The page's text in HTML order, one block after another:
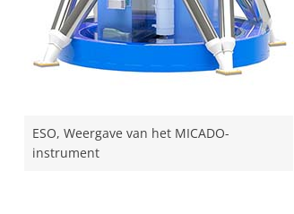
ESO, Weergave van het MICADO-
instrument